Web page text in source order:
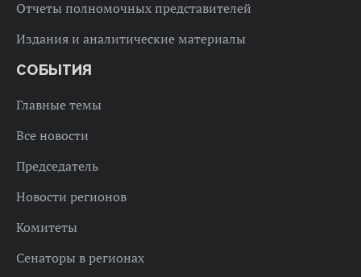
Отчеты полномочных представителей
Издания и аналитические материалы
СОБЫТИЯ
Главные темы
Все новости
Председатель
Новости регионов
Комитеты
Сенаторы в регионах